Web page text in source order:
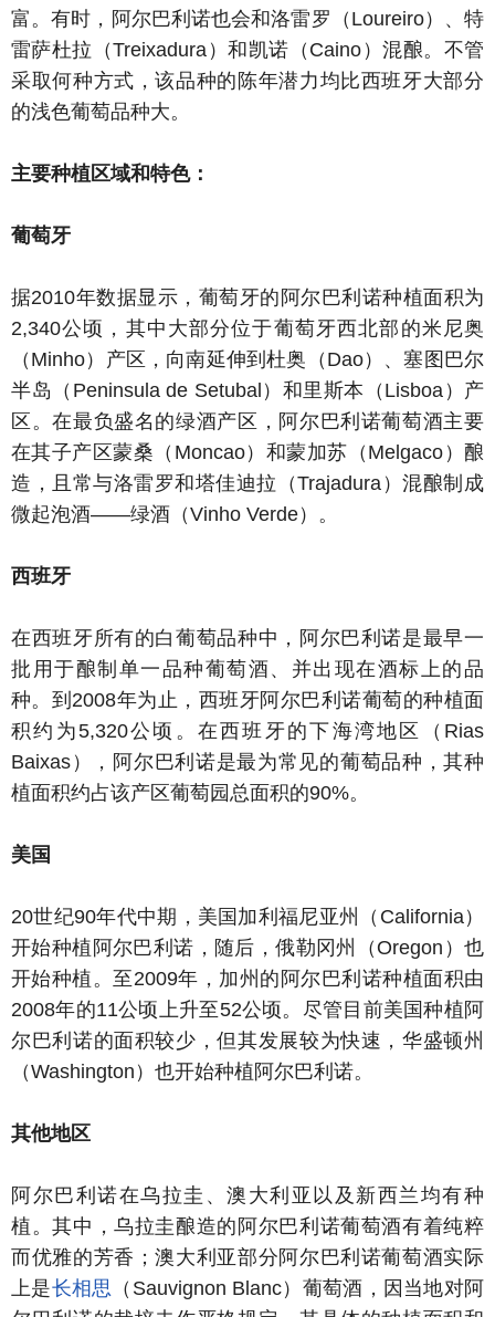
富。有时，阿尔巴利诺也会和洛雷罗（Loureiro）、特
雷萨杜拉（Treixadura）和凯诺（Caino）混酿。不管
采取何种方式，该品种的陈年潜力均比西班牙大部分
的浅色葡萄品种大。
主要种植区域和特色：
葡萄牙
据2010年数据显示，葡萄牙的阿尔巴利诺种植面积为
2,340公顷，其中大部分位于葡萄牙西北部的米尼奥
（Minho）产区，向南延伸到杜奥（Dao）、塞图巴尔
半岛（Peninsula de Setubal）和里斯本（Lisboa）产
区。在最负盛名的绿酒产区，阿尔巴利诺葡萄酒主要
在其子产区蒙桑（Moncao）和蒙加苏（Melgaco）酿
造，且常与洛雷罗和塔佳迪拉（Trajadura）混酿制成
微起泡酒——绿酒（Vinho Verde）。
西班牙
在西班牙所有的白葡萄品种中，阿尔巴利诺是最早一
批用于酿制单一品种葡萄酒、并出现在酒标上的品
种。到2008年为止，西班牙阿尔巴利诺葡萄的种植面
积约为5,320公顷。在西班牙的下海湾地区（Rias
Baixas），阿尔巴利诺是最为常见的葡萄品种，其种
植面积约占该产区葡萄园总面积的90%。
美国
20世纪90年代中期，美国加利福尼亚州（California）
开始种植阿尔巴利诺，随后，俄勒冈州（Oregon）也
开始种植。至2009年，加州的阿尔巴利诺种植面积由
2008年的11公顷上升至52公顷。尽管目前美国种植阿
尔巴利诺的面积较少，但其发展较为快速，华盛顿州
（Washington）也开始种植阿尔巴利诺。
其他地区
阿尔巴利诺在乌拉圭、澳大利亚以及新西兰均有种
植。其中，乌拉圭酿造的阿尔巴利诺葡萄酒有着纯粹
而优雅的芳香；澳大利亚部分阿尔巴利诺葡萄酒实际
上是长相思 （Sauvignon Blanc）葡萄酒，因当地对阿